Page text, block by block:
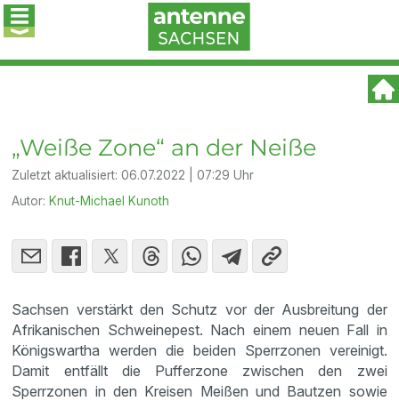
„Weiße Zone“ an der Neiße
Zuletzt aktualisiert:06.07.2022 | 07:29 Uhr
Autor: Knut-Michael Kunoth
Sachsen verstärkt den Schutz vor der Ausbreitung der
Afrikanischen Schweinepest. Nach einem neuen Fall in
Königswartha werden die beiden Sperrzonen vereinigt.
Damit entfällt die Pufferzone zwischen den zwei
Sperrzonen in den Kreisen Meißen und Bautzen sowie